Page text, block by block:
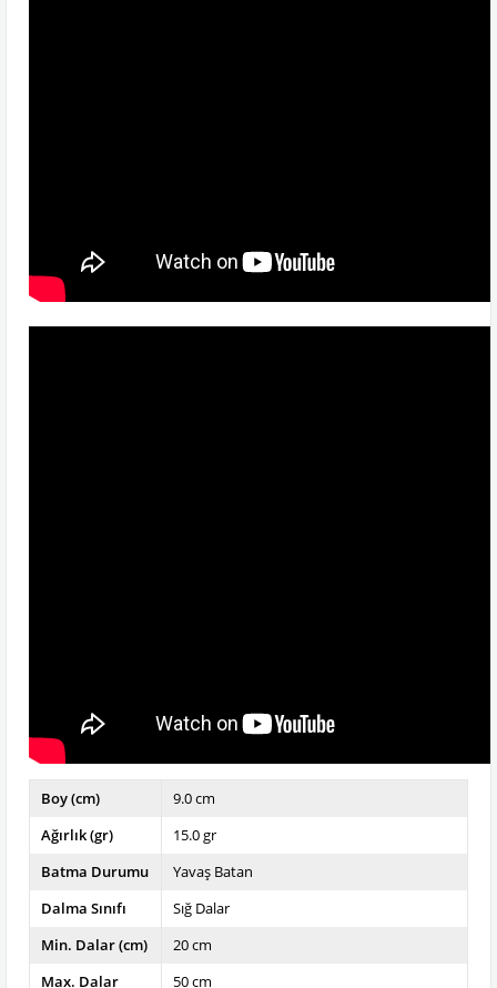
Boy (cm)
9.0 cm
Ağırlık (gr)
15.0 gr
Batma Durumu
Yavaş Batan
Dalma Sınıfı
Sığ Dalar
Min. Dalar (cm)
20 cm
Max. Dalar
50 cm